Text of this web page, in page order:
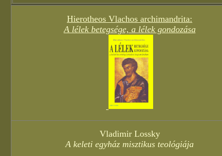
Hierotheos Vlachos archimandrita:
A lélek betegsége, a lélek gondozása
Vladimir Lossky
A keleti egyház misztikus teológiája